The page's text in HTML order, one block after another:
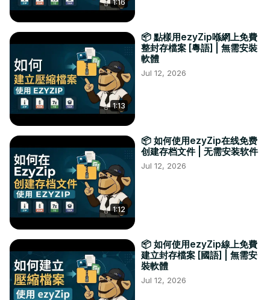
1:16
1:13
📦 點樣用ezyZip喺網上免費
整封存檔案 [粵語] | 無需安裝
軟體
Jul 12, 2026
1:12
📦 如何使用ezyZip在线免费
创建存档文件 | 无需安装软件
Jul 12, 2026
📦 如何使用ezyZip線上免費
建立封存檔案 [國語] | 無需安
裝軟體
Jul 12, 2026